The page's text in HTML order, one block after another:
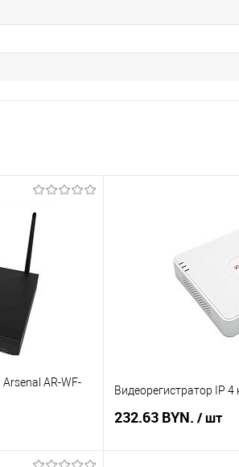
AR-WF-
Видеорегистратор IP 4
232.63 BYN. / шт